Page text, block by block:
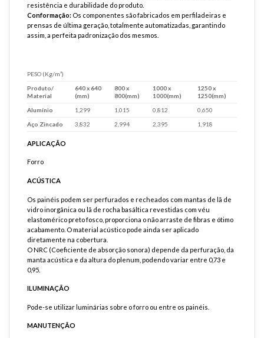
resistência e durabilidade do produto.
Conformação: Os componentes são fabricados em perfiladeiras e
prensas de última geração, totalmente automatizadas, garantindo
assim, a perfeita padronização dos mesmos.
PESO (Kg/m²)
Produto/
Material
640 x 640
(mm)
800 x
800(mm)
1000 x
1000(mm)
1250 x
1250(mm)
Alumínio
1,299 1,015 0,812
0,650
Aço Zincado
3,832 2,994 2,395 1,918
APLICAÇÃO
Forro
ACÚSTICA
Os painéis podem ser perfurados e recheados com mantas de lã de
vidro inorgânica ou lã de rocha basáltica revestidas com véu
elastomérico preto fosco, proporciona o não arraste de fibras e ótimo
acabamento. O material acústico pode ainda ser aplicado
diretamente na cobertura.
O NRC (Coeficiente de absorção sonora) depende da perfuração, da
manta acústica e da altura do plenum, podendo variar entre 0,73 e
0,95.
ILUMINAÇÃO
Pode-se utilizar luminárias sobre o forro ou entre os painéis.
MANUTENÇÃO